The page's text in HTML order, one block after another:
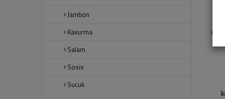
Jambon
Kavurma
Salam
Sosis
Sucuk